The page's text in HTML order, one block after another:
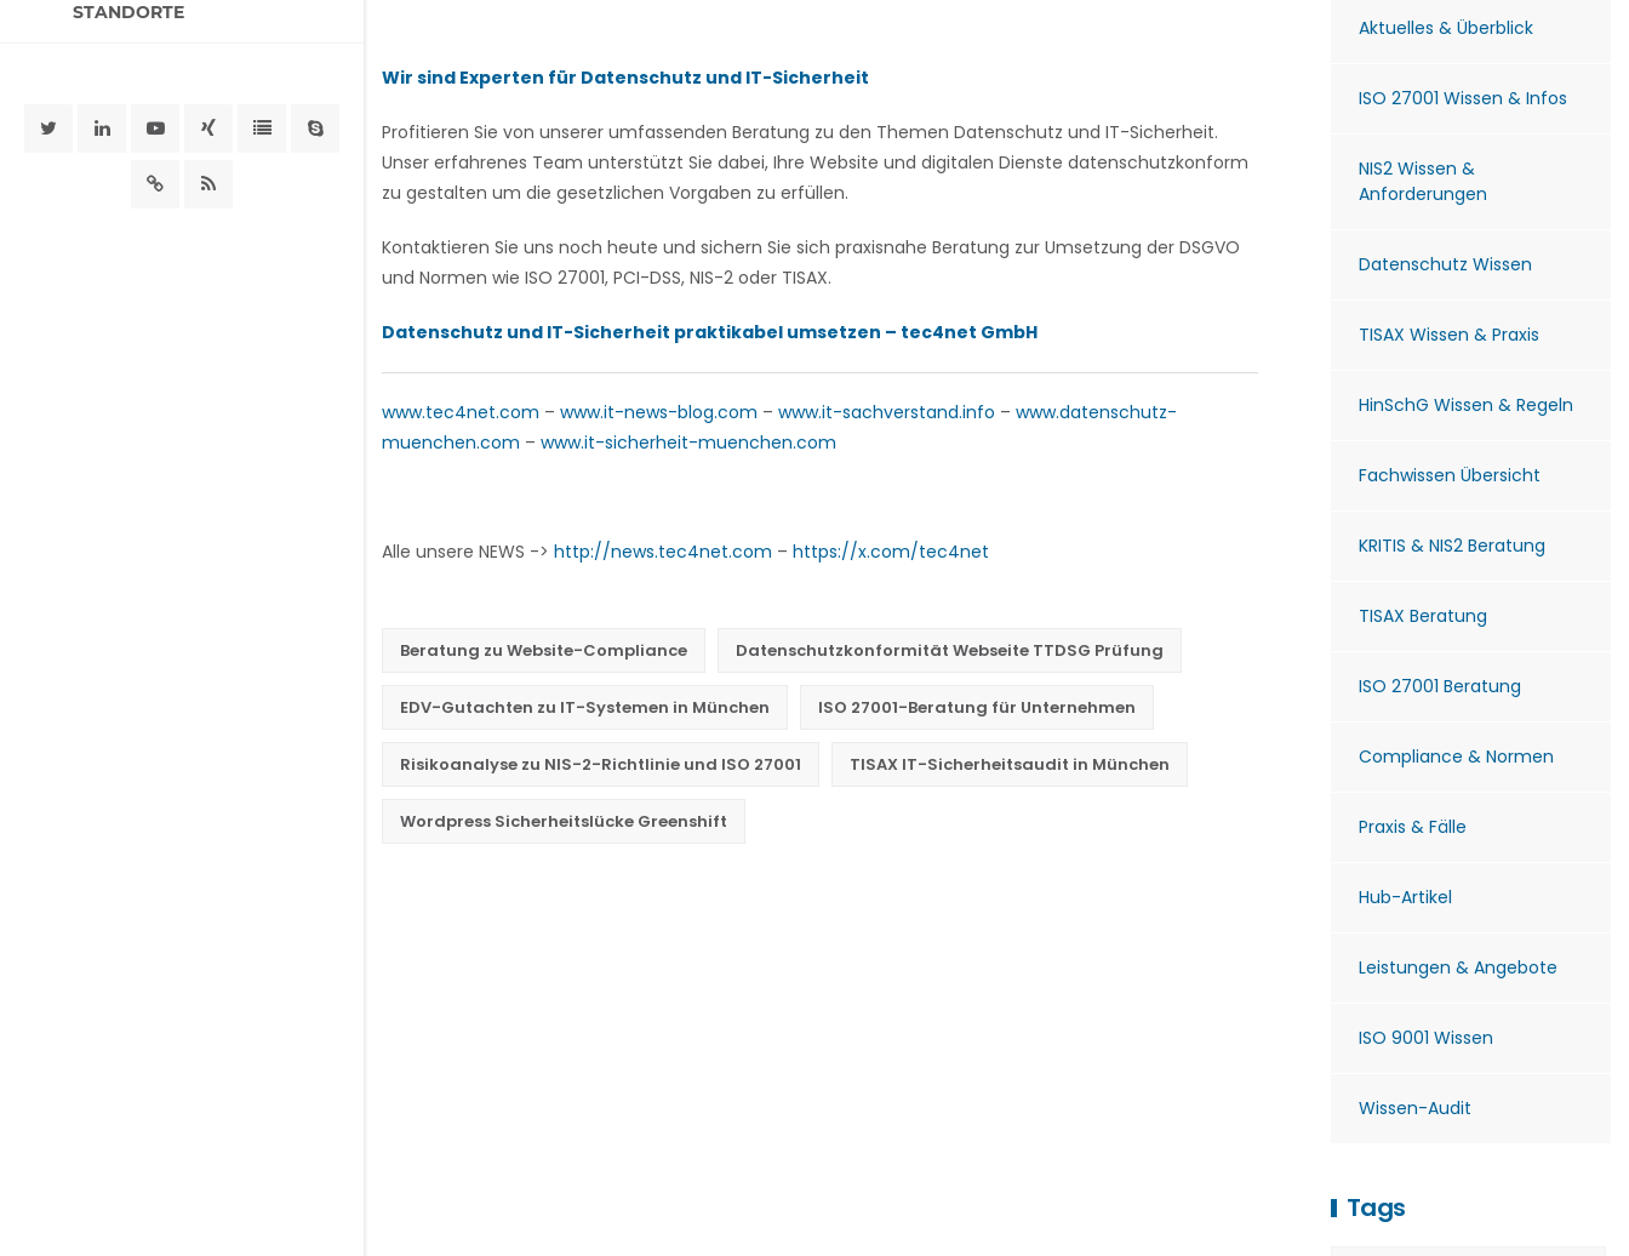
STANDORTE
Wir sind Experten für Datenschutz und IT-Sicherheit
Profitieren Sie von unserer umfassenden Beratung zu den Themen Datenschutz und IT-Sicherheit.
Unser erfahrenes Team unterstützt Sie dabei, Ihre Website und digitalen Dienste datenschutzkonform
zu gestalten um die gesetzlichen Vorgaben zu erfüllen.
Kontaktieren Sie uns noch heute und sichern Sie sich praxisnahe Beratung zur Umsetzung der DSGVO
und Normen wie ISO 27001, PCI-DSS, NIS-2 oder TISAX.
Datenschutz und IT-Sicherheit praktikabel umsetzen – tec4net GmbH
www.tec4net.com – www.it-news-blog.com – www.it-sachverstand.info – www.datenschutz-
muenchen.com – www.it-sicherheit-muenchen.com
Alle unsere NEWS -> http://news.tec4net.com – https://x.com/tec4net
Beratung zu Website-Compliance Datenschutzkonformität Webseite TTDSG Prüfung
EDV-Gutachten zu IT-Systemen in München ISO 27001-Beratung für Unternehmen
Risikoanalyse zu NIS-2-Richtlinie und ISO 27001 TISAX IT-Sicherheitsaudit in München
Wordpress Sicherheitslücke Greenshift
Aktuelles & Überblick
ISO 27001 Wissen & Infos
NIS2 Wissen &
Anforderungen
Datenschutz Wissen
TISAX Wissen & Praxis
HinSchG Wissen & Regeln
Fachwissen Übersicht
KRITIS & NIS2 Beratung
TISAX Beratung
ISO 27001 Beratung
Compliance & Normen
Praxis & Fälle
Hub-Artikel
Leistungen & Angebote
ISO 9001 Wissen
Wissen-Audit
Tags